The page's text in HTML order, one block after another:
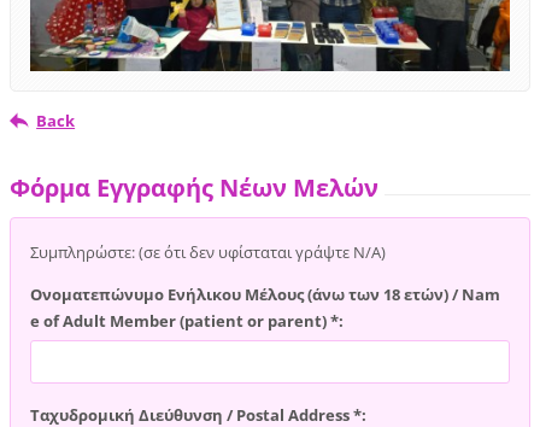
Back
Φόρμα Εγγραφής Νέων Μελών
Συμπληρώστε: (σε ότι δεν υφίσταται γράψτε Ν/Α)
Ονοματεπώνυμο Ενήλικου Μέλους (άνω των 18 ετών) / Nam
e of Adult Member (patient or parent) *:
Ταχυδρομική Διεύθυνση / Postal Address *: